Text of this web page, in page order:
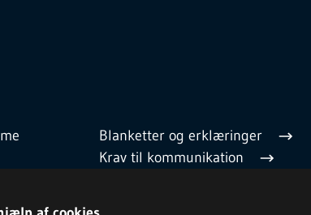
Blanketter og erklæringer
Krav til kommunikation